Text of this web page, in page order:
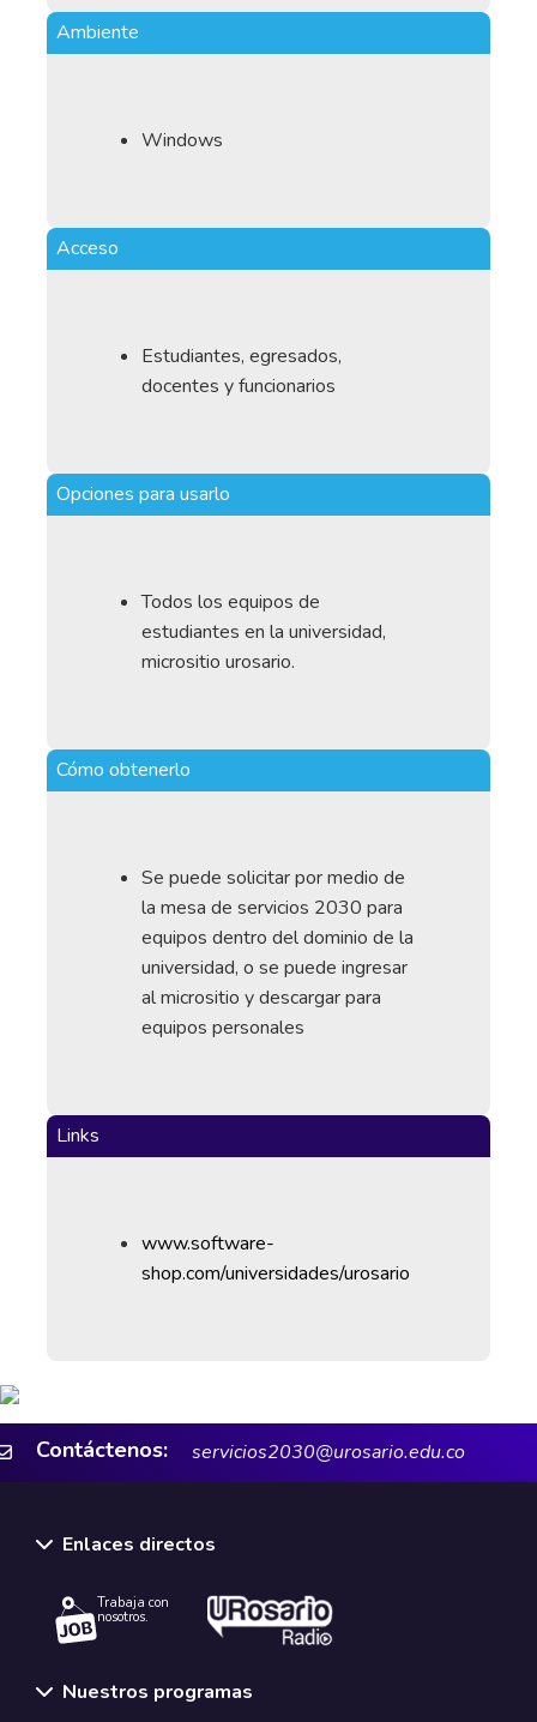
Ambiente
Windows
Acceso
Estudiantes, egresados,
docentes y funcionarios
Opciones para usarlo
Todos los equipos de
estudiantes en la universidad,
micrositio urosario.
Cómo obtenerlo
Se puede solicitar por medio de
la mesa de servicios 2030 para
equipos dentro del dominio de la
universidad, o se puede ingresar
al micrositio y descargar para
equipos personales
Links
www.software-
shop.com/universidades/urosario
Contáctenos: servicios2030@urosario.edu.co
Enlaces directos
Trabaja con
nosotros.
Nuestros programas